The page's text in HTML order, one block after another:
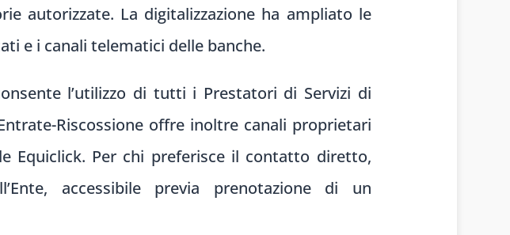
autorizzate. La digitalizzazione ha ampliato le
e i canali telematici delle banche.
l’utilizzo di tutti i Prestatori di Servizi di
Riscossione offre inoltre canali proprietari
Equiclick. Per chi preferisce il contatto diretto,
accessibile previa prenotazione di un